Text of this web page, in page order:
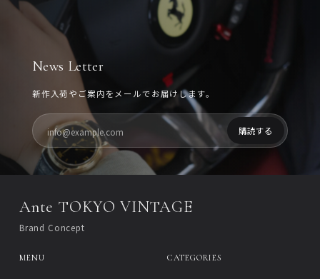
News Letter
新作入荷やご案内をメールでお届けします。
Ante TOKYO VINTAGE
Brand Concept
MENU CATEGORIES